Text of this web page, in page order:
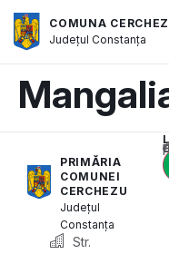
COMUNA
JudețulConstanța
PRIMĂRIA
COMUNEI
CERCHEZU
Județul
Constanța
Str.
Acest conținut